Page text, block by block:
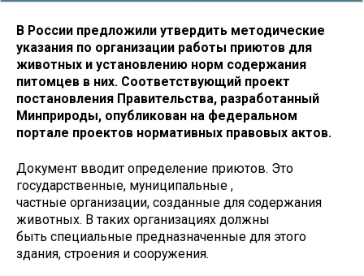
В России предложили утвердить методические
указания по организации работы приютов для
животных и установлению норм содержания
питомцев в них. Соответствующий проект
постановления Правительства, разработанный
Минприроды, опубликован на федеральном
портале проектов нормативных правовых актов.
Документ вводит определение приютов. Это
государственные, муниципальные ,
частные организации, созданные для содержания
животных. В таких организациях должны
быть специальные предназначенные для этого
здания, строения и сооружения.